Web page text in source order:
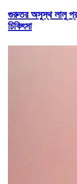
গুরুতর অসুস্থ লালু
চিকিৎসা